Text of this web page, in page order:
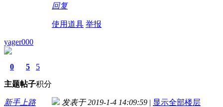
回复
使用道具 举报
yager000
0
主题
5
帖子
5
积分
新手上路 发表于 2019-1-4 14:09:59 | 显示全部楼层